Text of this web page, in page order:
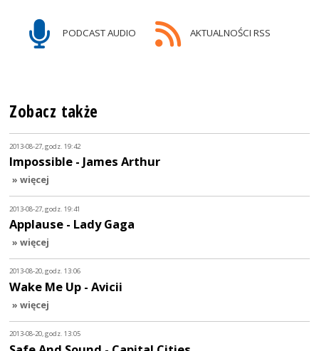
PODCAST AUDIO AKTUALNOŚCI RSS
Zobacz także
2013-08-27, godz. 19:42
Impossible - James Arthur
» więcej
2013-08-27, godz. 19:41
Applause - Lady Gaga
» więcej
2013-08-20, godz. 13:06
Wake Me Up - Avicii
» więcej
2013-08-20, godz. 13:05